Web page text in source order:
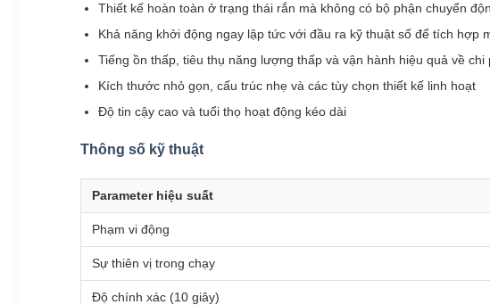
Thiết kế hoàn toàn ở trạng thái rắn mà không có bộ phận chuyển
Khả năng khởi động ngay lập tức với đầu ra kỹ thuật số để tích hợp
Tiếng ồn thấp, tiêu thụ năng lượng thấp và vận hành hiệu quả về chi
Kích thước nhỏ gọn, cấu trúc nhẹ và các tùy chọn thiết kế linh hoạt
Độ tin cậy cao và tuổi thọ hoạt động kéo dài
Thông số kỹ thuật
Parameter hiệu suất
Phạm vi động
Sự thiên vị trong chạy
Độ chính xác (10 giây)